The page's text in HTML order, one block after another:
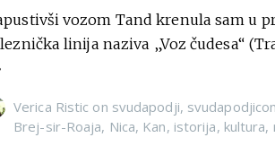
vozom Tand krenula sam u
linija naziva „Voz čudesa“
Verica Ristic on svudapodji,
Brej-sir-Roaja, Nica, Kan, istorija, kultura,